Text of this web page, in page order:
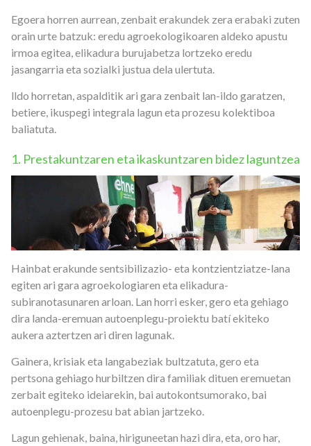
Egoera horren aurrean, zenbait erakundek zera erabaki zuten
orain urte batzuk: eredu agroekologikoaren aldeko apustu
irmoa egitea, elikadura burujabetza lortzeko eredu
jasangarria eta sozialki justua dela ulertuta.
lldo horretan, aspalditik ari gara zenbait lan-ildo garatzen,
betiere, ikuspegi integrala lagun eta prozesu kolektiboa
baliatuta.
1. Prestakuntzaren eta ikaskuntzaren bidez laguntzea
Hainbat erakunde sentsibilizazio- eta kontzientziatze-lana
egiten ari gara agroekologiaren eta elikadura-
subiranotasunaren arloan. Lan horri esker, gero eta gehiago
dira landa-eremuan autoenplegu-proiektu batí ekiteko
aukera aztertzen ari diren lagunak.
Gainera, krisiak eta langabeziak bultzatuta, gero eta
pertsona gehiago hurbiltzen dira familiak dituen eremuetan
zerbait egiteko ideiarekin, bai autokontsumorako, bai
autoenplegu-prozesu bat abian jartzeko.
Lagun gehienak, baina, hiriguneetan hazi dira, eta, oro har,